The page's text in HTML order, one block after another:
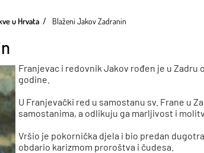
u Hrvata Blaženi Jakov Zadranin
Franjevac i redovnik Jakov rođen je u Zadru
godine.
U Franjevački red u samostanu sv. Frane u
samostanima, a odlikuju ga marljivost i
Vršio je pokornička djela i bio predan
obdario karizmom proroštva i čudesa.